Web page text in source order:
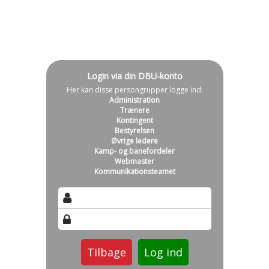
Login via din DBU-konto
Her kan disse persongrupper logge ind:
Administration
Trænere
Kontingent
Bestyrelsen
Øvrige ledere
Kamp- og banefordeler
Webmaster
Kommunikationsteamet
Tilbage